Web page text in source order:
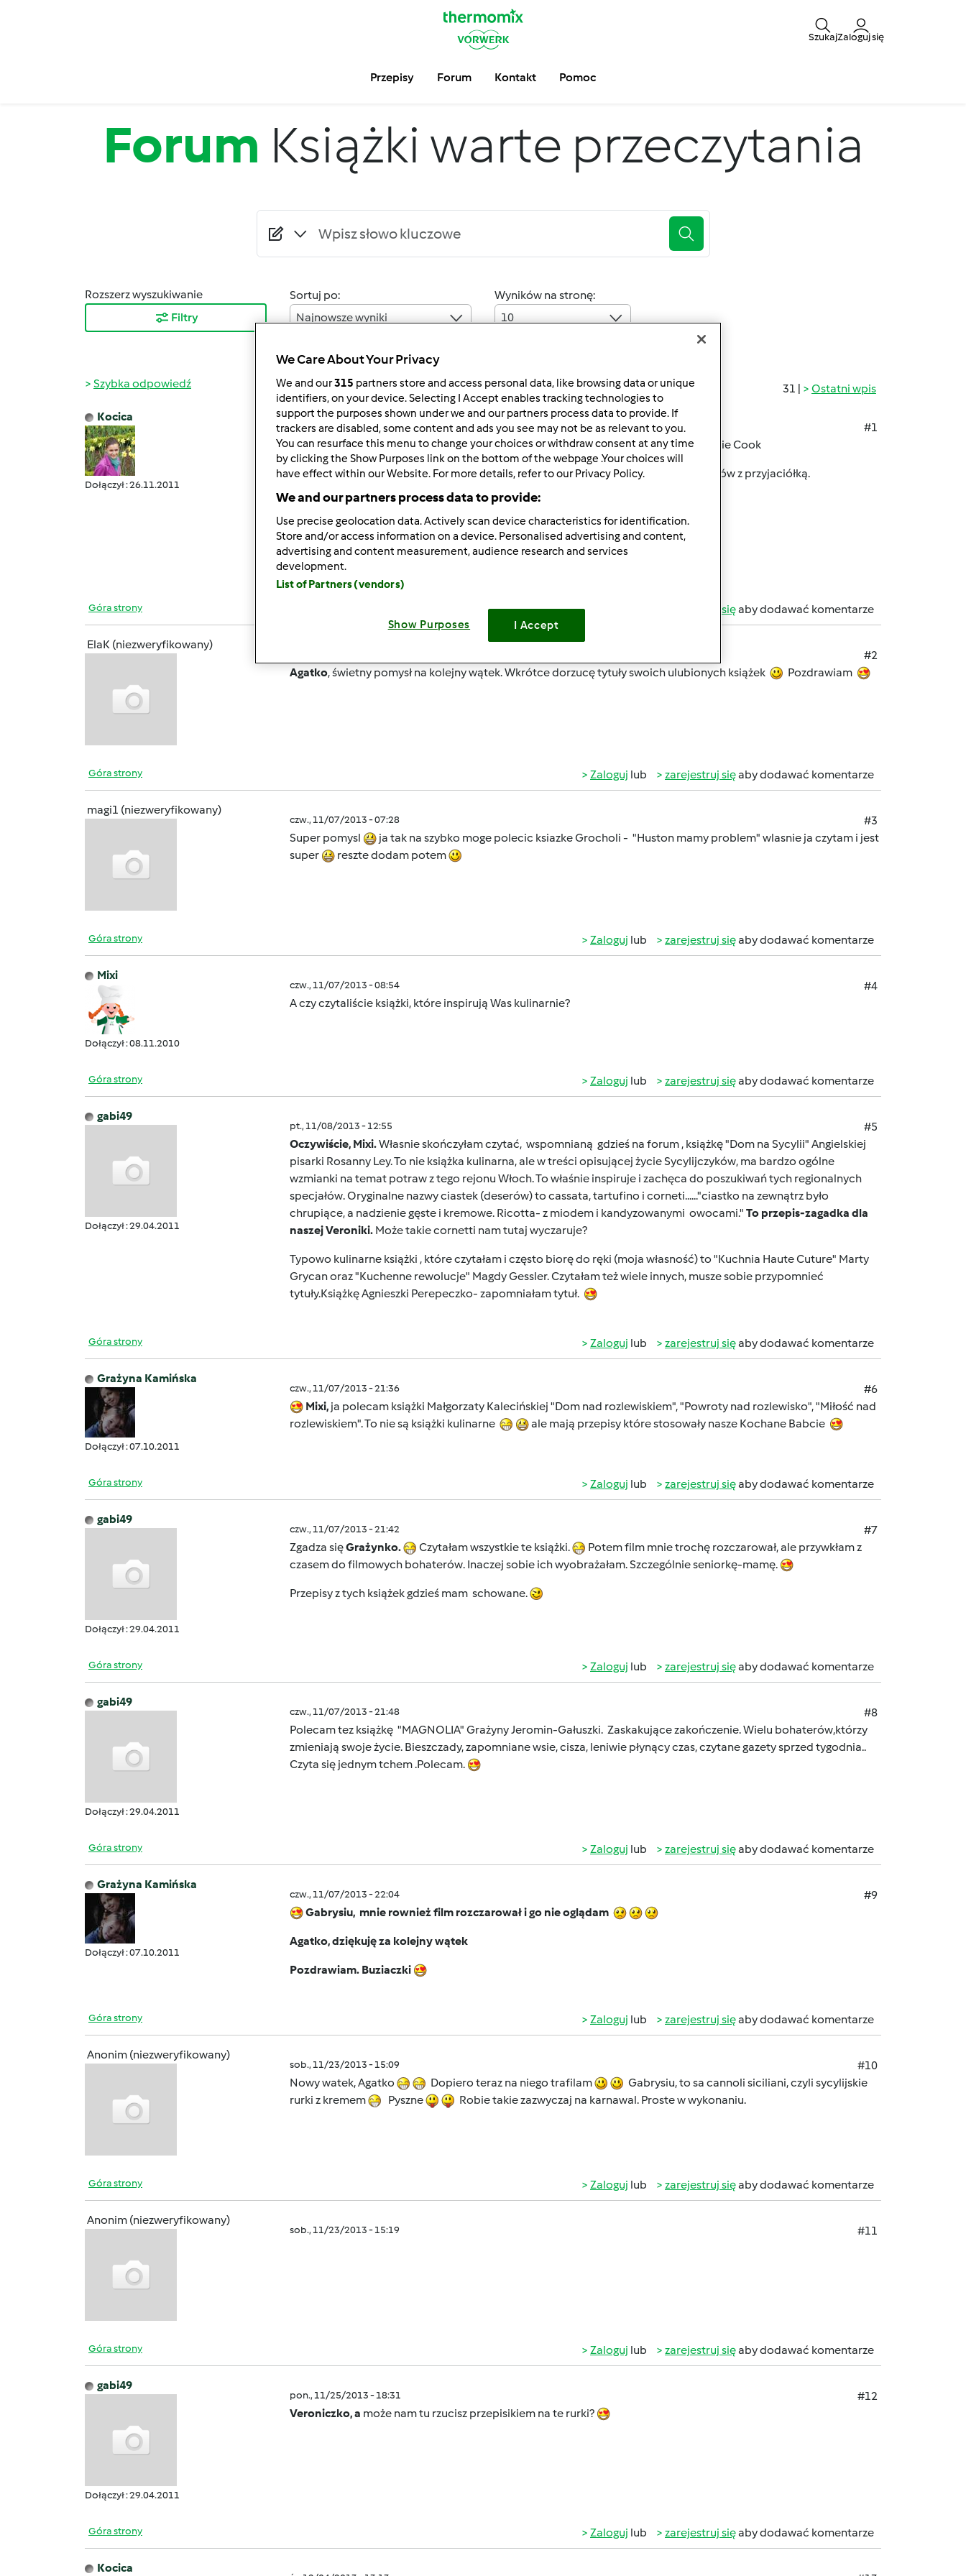
SzukajZaloguj się
Przepisy Forum Kontakt Pomoc
Forum Książki warte przeczytania
Rozszerz wyszukiwanie
Filtry
Sortuj po:
Najnowsze wyniki
Wyników na stronę:
10
31 | Ostatni wpis
Szybka odpowiedź
Kocica
Dołączył : 26.11.2011
wt., 11/05/2013 - 16:06
#1
Książkę, którą chcialam polecić nosi tytuł: "Lawendowe dziewczyny" autorstwa: Clarie Cook
Jest to ujmująca historia o zbawiennym wpływie spacerów, zapachu lawendy i rozmów z przyjaciółką.
Urocza opowieść o tym, że najtrudniej zdobyć się na pierwszy krok.
Góra strony zarejestruj sięaby dodawać komentarze
ElaK (niezweryfikowany)
#2
Agatko, świetny pomysł na kolejny wątek. Wkrótce dorzucę tytuły swoich ulubionych książek Pozdrawiam
Góra strony Zaloguj lub zarejestruj sięaby dodawać komentarze
magi1 (niezweryfikowany)
czw., 11/07/2013 - 07:28
#3
Super pomysl
ja tak na szybko moge polecic ksiazke Grocholi - "Huston mamy problem" wlasnie ja czytam i jest
super
reszte dodam potem
Góra strony Zaloguj lub zarejestruj sięaby dodawać komentarze
Mixi
Dołączył : 08.11.2010
czw., 11/07/2013 - 08:54
#4
A czy czytaliście książki, które inspirują Was kulinarnie?
Góra strony Zaloguj lub zarejestruj sięaby dodawać komentarze
gabi49
Dołączył : 29.04.2011
pt., 11/08/2013 - 12:55
#5
Oczywiście, Mixi.Własnie skończyłam czytać, wspomnianą gdzieś na forum , książkę "Dom na Sycylii" Angielskiej
pisarki Rosanny Ley. To nie książka kulinarna, ale w treści opisującej życie Sycylijczyków, ma bardzo ogólne
wzmianki na temat potraw z tego rejonu Włoch. To właśnie inspiruje i zachęca do poszukiwań tych regionalnych
specjałów. Oryginalne nazwy ciastek (deserów) to cassata, tartufino i corneti......"ciastko na zewnątrz było
chrupiące, a nadzienie gęste i kremowe. Ricotta- z miodem i kandyzowanymi owocami." To przepis-zagadka dla
naszej Veroniki. Może takie cornetti nam tutaj wyczaruje?
Typowo kulinarne książki , które czytałam i często biorę do ręki (moja własność) to "Kuchnia Haute Cuture" Marty
Grycan oraz "Kuchenne rewolucje" Magdy Gessler. Czytałam też wiele innych, musze sobie przypomnieć
tytuły.Książkę Agnieszki Perepeczko- zapomniałam tytuł.
Góra strony Zaloguj lub zarejestruj sięaby dodawać komentarze
Grażyna Kamińska
Dołączył : 07.10.2011
czw., 11/07/2013 - 21:36
#6
Mixi, ja polecam książki Małgorzaty Kalecińskiej "Dom nad rozlewiskiem", "Powroty nad rozlewisko", "Miłość nad
rozlewiskiem". To nie są książki kulinarne
ale mają przepisy które stosowały nasze Kochane Babcie
Góra strony Zaloguj lub zarejestruj sięaby dodawać komentarze
gabi49
Dołączył : 29.04.2011
czw., 11/07/2013 - 21:42
#7
Zgadza sięGrażynko. Czytałam wszystkie te książki.
Potem film mnie trochę rozczarował, ale przywkłam z
czasem do filmowych bohaterów. Inaczej sobie ich wyobrażałam. Szczególnie seniorkę-mamę.
Przepisy z tych książek gdzieś mam schowane.
Góra strony Zaloguj lub zarejestruj sięaby dodawać komentarze
gabi49
Dołączył : 29.04.2011
czw., 11/07/2013 - 21:48
#8
Polecam tez książkę "MAGNOLIA" Grażyny Jeromin-Gałuszki. Zaskakujące zakończenie. Wielu bohaterów,którzy
zmieniają swoje życie. Bieszczady, zapomniane wsie, cisza, leniwie płynący czas, czytane gazety sprzed tygodnia..
Czyta się jednym tchem .Polecam.
Góra strony Zaloguj lub zarejestruj sięaby dodawać komentarze
Grażyna Kamińska
Dołączył : 07.10.2011
czw., 11/07/2013 - 22:04
#9
Gabrysiu, mnie rownież film rozczarował i go nie oglądam
Agatko, dziękuję za kolejny wątek
Pozdrawiam. Buziaczki
Góra strony Zaloguj lub zarejestruj sięaby dodawać komentarze
Anonim (niezweryfikowany)
sob., 11/23/2013 - 15:09
#10
Nowy watek, Agatko
Dopiero teraz na niego trafilam
Gabrysiu, to sa cannoli siciliani, czyli sycylijskie
rurki z kremem
Pyszne Robie takie zazwyczaj na karnawal. Proste w wykonaniu.
Góra strony Zaloguj lub zarejestruj sięaby dodawać komentarze
Anonim (niezweryfikowany)
sob., 11/23/2013 - 15:19 #11
Góra strony Zaloguj lub zarejestruj sięaby dodawać komentarze
gabi49
Dołączył : 29.04.2011
pon., 11/25/2013 - 18:31
#12
Veroniczko, a może nam tu rzucisz przepisikiem na te rurki?
Góra strony Zaloguj lub zarejestruj sięaby dodawać komentarze
Kocica
We Care About Your Privacy
We and our315 partners store and access personal data, like browsing data or unique
identifiers, on your device. Selecting I Accept enables tracking technologies to
support the purposes shown under we and our partners process data to provide. If
trackers are disabled, some content and ads you see may not be as relevant to you.
You can resurface this menu to change your choices or withdraw consent at any time
by clicking the Show Purposes link on the bottom of the webpage .Your choices will
have effect within our Website. For more details, refer to our Privacy Policy.
We and our partners process data to provide:
Use precise geolocation data. Actively scan device characteristics for identification.
Store and/or access information on a device. Personalised advertising and content,
advertising and content measurement, audience research and services
development.
List of Partners (vendors)
Show Purposes I Accept